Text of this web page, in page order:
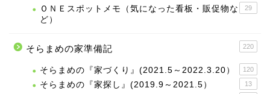
ＯＮＥスポットメモ（気になった看板・販促物な
ど）
29
そらまめの家準備記 220
そらまめの『家づくり』(2021.5～2022.3.20） 120
そらまめの『家探し』(2019.9～2021.5） 13